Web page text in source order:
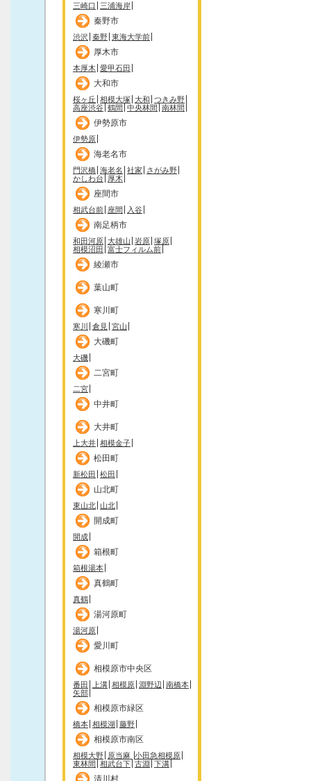
三崎口 三浦海岸
秦野市
渋沢 秦野 東海大学前
厚木市
本厚木 愛甲石田
大和市
桜ヶ丘 相模大塚 大和 つきみ野
高座渋谷 鶴間 中央林間 南林間
伊勢原市
伊勢原
海老名市
門沢橋 海老名 社家
さがみ野
かしわ台
厚木
座間市
相武台前 座間 入谷
南足柄市
和田河原 大雄山 岩原 塚原
相模沼田 富士フィルム前
綾瀬市
葉山町
寒川町
寒川 倉見 宮山
大磯町
大磯
二宮町
二宮
中井町
大井町
上大井 相模金子
松田町
新松田 松田
山北町
東山北 山北
開成町
開成
箱根町
箱根湯本
真鶴町
真鶴
湯河原町
湯河原
愛川町
相模原市中央区
番田 上溝 相模原 淵野辺 南橋本
矢部
相模原市緑区
橋本 相模湖 藤野
相模原市南区
相模大野 原当麻 小田急相模原
東林間 相武台下 古淵 下溝
清川村